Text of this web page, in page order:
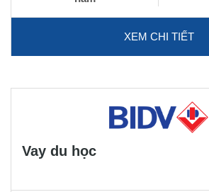
XEM CHI TIẾT
Vay du học